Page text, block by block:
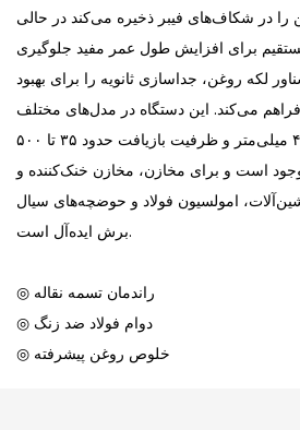
در شکاف‌های فیبر ذخیره می‌کند در حالی
برای افزایش طول عمر مفید جلوگیری
لکه روغن، جداسازی ثانویه را برای بهبود
می‌کند. این دستگاه در مدل‌های مختلف
با عرض تسمه از ۱۰۰ تا ۴۰۰ میلی‌متر و ظرفیت بازیافت حدود ۳۵ تا ۵۰۰
است و برای مخازن، مخازن خنک‌کننده و
امولسیون فولاد و حوضچه‌های سیال
برش ایده‌آل است.
◎ راندمان تسمه نقاله
◎ دوام فولاد ضد زنگ
◎ خلوص روغن پیشرفته